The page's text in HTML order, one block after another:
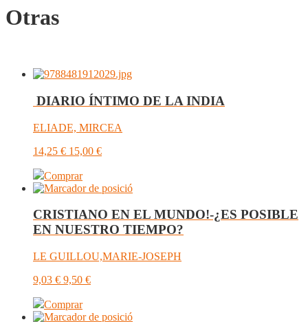
Otras
DIARIO ÍNTIMO DE LA INDIA
ELIADE, MIRCEA
14,25 € 15,00 €
Comprar
­CRISTIANO EN EL MUNDO!-¿ES POSIBLE
EN NUESTRO TIEMPO?
LE GUILLOU,MARIE-JOSEPH
9,03 € 9,50 €
Comprar